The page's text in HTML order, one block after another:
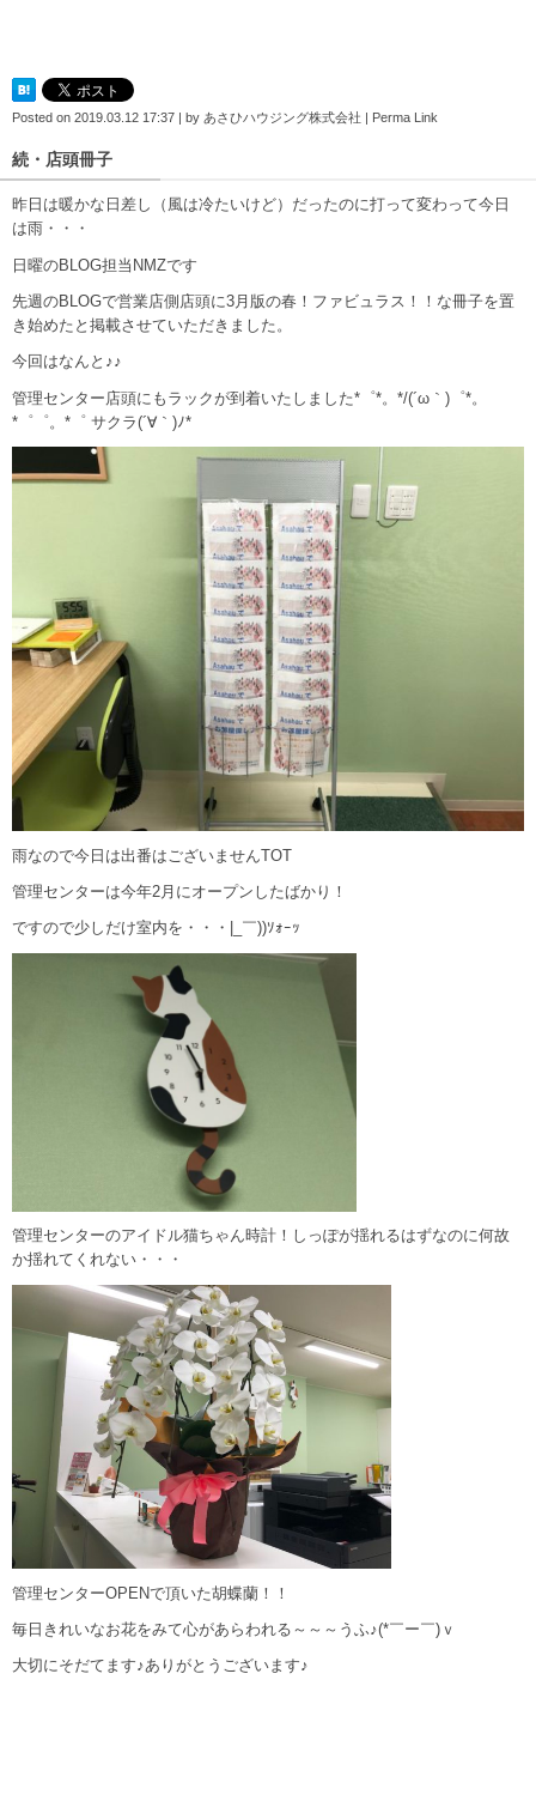
Posted on 2019.03.12 17:37 by あさひハウジング株式会社 Perma Link
続・店頭冊子
昨日は暖かな日差し（風は冷たいけど）だったのに打って変わって今日
は雨・・・
日曜のBLOG担当NMZです
先週のBLOGで営業店側店頭に3月版の春！ファビュラス！！な冊子を置
き始めたと掲載させていただきました。
今回はなんと♪♪
管理センター店頭にもラックが到着いたしました*゜*。*/(´ω｀)゜*。
*゜゜。*゜ サクラ(´∀｀)ﾉ*
雨なので今日は出番はございませんTOT
管理センターは今年2月にオープンしたばかり！
ですので少しだけ室内を・・・|_￣))ｿｫｰｯ
管理センターのアイドル猫ちゃん時計！しっぽが揺れるはずなのに何故
か揺れてくれない・・・
管理センターOPENで頂いた胡蝶蘭！！
毎日きれいなお花をみて心があらわれる～～～うふ♪(*￣ー￣)ｖ
大切にそだてます♪ありがとうございます♪